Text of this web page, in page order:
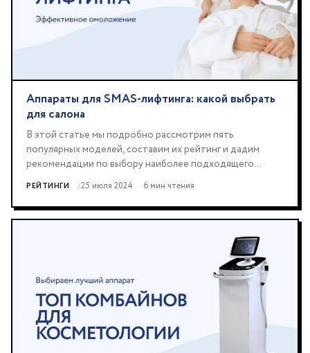
Аппараты для SMAS-лифтинга: какой выбрать
для салона
В этой статье мы подробно рассмотрим пять
популярных моделей, составим их рейтинг и дадим
рекомендации по выбору наиболее подходящего
устройства...
РЕЙТИНГИ 25 июля 2024 6 мин чтения